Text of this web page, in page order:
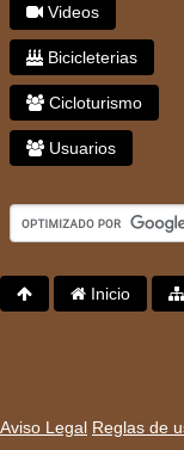
Videos
Bicicleterias
Cicloturismo
Usuarios
Inicio
Aviso Legal Reglas de